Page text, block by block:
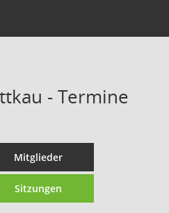
- Termine
Mitglieder
Sitzungen